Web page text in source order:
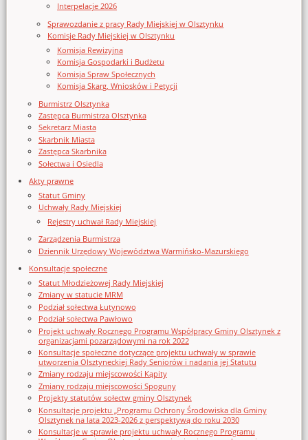
Interpelacje 2026
Sprawozdanie z pracy Rady Miejskiej w Olsztynku
Komisje Rady Miejskiej w Olsztynku
Komisja Rewizyjna
Komisja Gospodarki i Budżetu
Komisja Spraw Społecznych
Komisja Skarg, Wniosków i Petycji
Burmistrz Olsztynka
Zastępca Burmistrza Olsztynka
Sekretarz Miasta
Skarbnik Miasta
Zastępca Skarbnika
Sołectwa i Osiedla
Akty prawne
Statut Gminy
Uchwały Rady Miejskiej
Rejestry uchwał Rady Miejskiej
Zarządzenia Burmistrza
Dziennik Urzędowy Województwa Warmińsko-Mazurskiego
Konsultacje społeczne
Statut Młodzieżowej Rady Miejskiej
Zmiany w statucie MRM
Podział sołectwa Łutynowo
Podział sołectwa Pawłowo
Projekt uchwały Rocznego Programu Współpracy Gminy Olsztynek z
organizacjami pozarządowymi na rok 2022
Konsultacje społeczne dotyczące projektu uchwały w sprawie
utworzenia Olsztyneckiej Rady Seniorów i nadania jej Statutu
Zmiany rodzaju miejscowości Kąpity
Zmiany rodzaju miejscowości Spoguny
Projekty statutów sołectw gminy Olsztynek
Konsultacje projektu „Programu Ochrony Środowiska dla Gminy
Olsztynek na lata 2023-2026 z perspektywą do roku 2030
Konsultacje w sprawie projektu uchwały Rocznego Programu